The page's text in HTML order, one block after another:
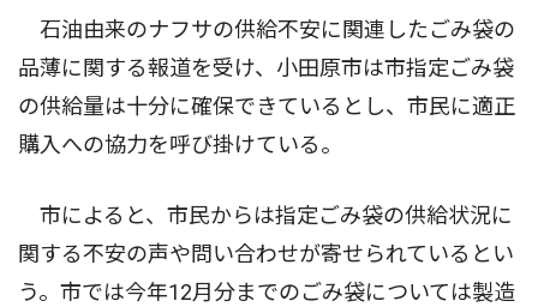
石油由来のナフサの供給不安に関連したごみ袋の
品薄に関する報道を受け、小田原市は市指定ごみ袋
の供給量は十分に確保できているとし、市民に適正
購入への協力を呼び掛けている。
市によると、市民からは指定ごみ袋の供給状況に
関する不安の声や問い合わせが寄せられているとい
う。市では今年12月分までのごみ袋については製造